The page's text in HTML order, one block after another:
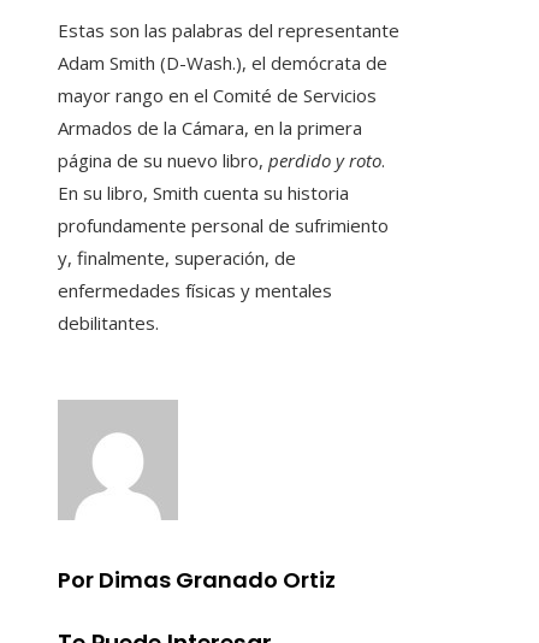
Estas son las palabras del representante
Adam Smith (D-Wash.), el demócrata de
mayor rango en el Comité de Servicios
Armados de la Cámara, en la primera
página de su nuevo libro, perdido y roto.
En su libro, Smith cuenta su historia
profundamente personal de sufrimiento
y, finalmente, superación, de
enfermedades físicas y mentales
debilitantes.
Por Dimas Granado Ortiz